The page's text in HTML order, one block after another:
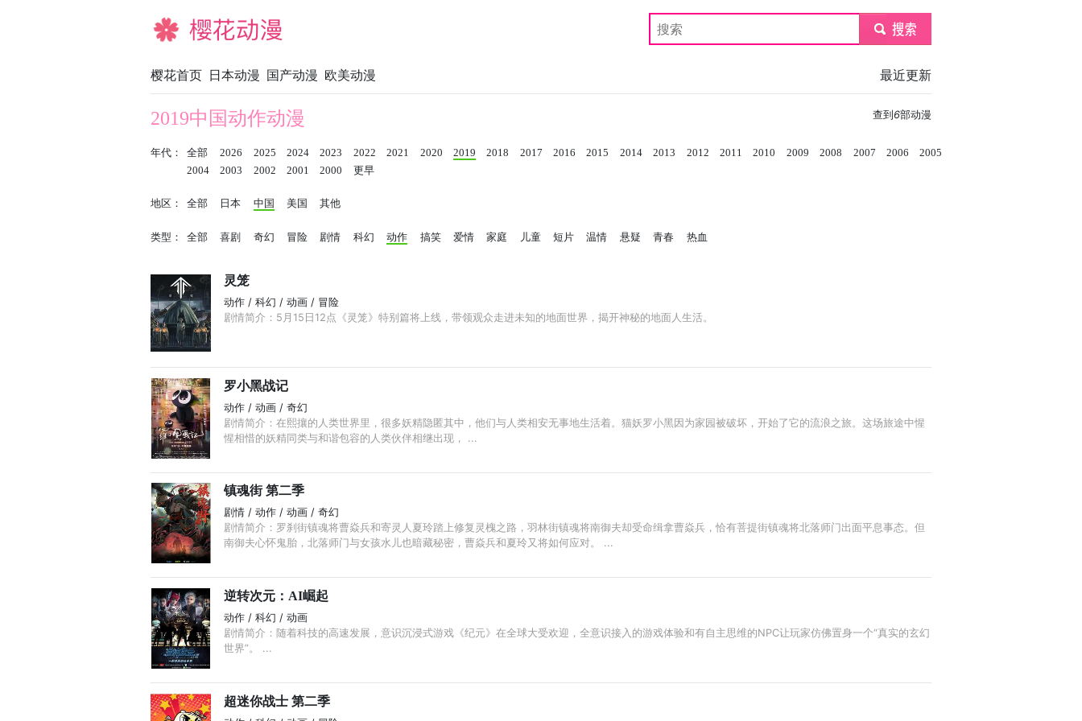
樱花动漫 submit
樱花首页 日本动漫 国产动漫 欧美动漫 最近更新
查到 6部动漫
2019中国动作动漫
年代： 全部 2026 2025 2024 2023 2022 2021 2020 2019 2018 2017 2016 2015 2014 2013 2012 2011 2010 2009 2008 2007 2006
2005
2004
2003 2002 2001 2000 更早
地区： 全部 日本 中国 美国 其他
类型： 全部 喜剧 奇幻 冒险 剧情 科幻 动作 搞笑 爱情 家庭 儿童 短片 温情 悬疑 青春 热血
灵笼
动作 / 科幻 / 动画 / 冒险
剧情简介：5月15日12点《灵笼》特别篇将上线，带领观众走进未知的地面世界，揭开神秘的地面人生活。
罗小黑战记
动作 / 动画 / 奇幻
剧情简介：在熙攘的人类世界里，很多妖精隐匿其中，他们与人类相安无事地生活着。猫妖罗小黑因为家园被破坏，开始了它的流浪之旅。这场旅途中惺
惺相惜的妖精同类与和谐包容的人类伙伴相继出现， ...
镇魂街 第二季
剧情 / 动作 / 动画 / 奇幻
剧情简介：罗刹街镇魂将曹焱兵和寄灵人夏玲踏上修复灵槐之路，羽林街镇魂将南御夫却受命缉拿曹焱兵，恰有菩提街镇魂将北落师门出面平息事态。但
南御夫心怀鬼胎，北落师门与女孩水儿也暗藏秘密，曹焱兵和夏玲又将如何应对。 ...
逆转次元：AI崛起
动作 / 科幻 / 动画
剧情简介：随着科技的高速发展，意识沉浸式游戏《纪元》在全球大受欢迎，全意识接入的游戏体验和有自主思维的NPC让玩家仿佛置身一个“真实的玄幻
世界”。 ...
超迷你战士 第二季